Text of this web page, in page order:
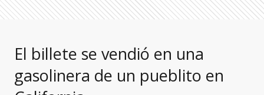
El billete se vendió en una
gasolinera de un pueblito en